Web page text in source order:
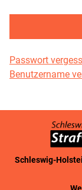
Passwort
Benutzername
Schleswig-